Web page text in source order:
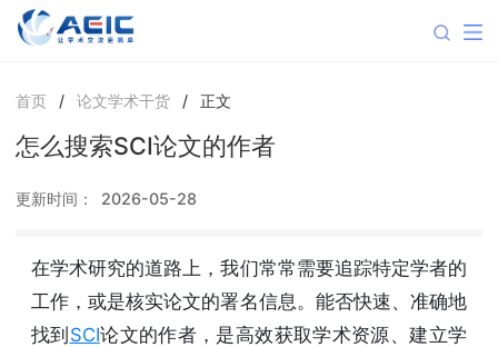
首页 / 论文学术干货 / 正文
怎么搜索SCI论文的作者
更新时间： 2026-05-28
在学术研究的道路上，我们常常需要追踪特定学者的
工作，或是核实论文的署名信息。能否快速、准确地
找到SCI论文的作者，是高效获取学术资源、建立学